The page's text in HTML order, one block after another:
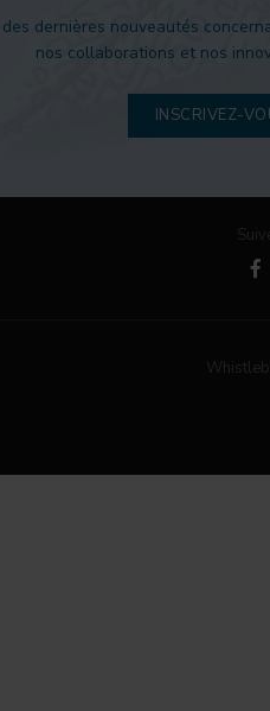
dernières nouveautés
nos collaborations et nos
INSCRIVEZ-